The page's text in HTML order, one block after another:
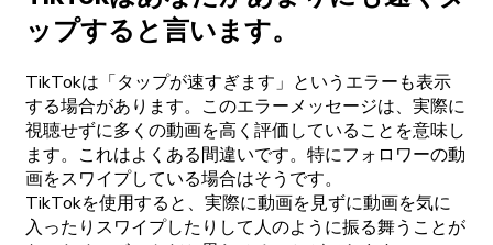
ップすると言います。
TikTokは「タップが速すぎます」というエラーも表示
する場合があります。このエラーメッセージは、実際に
視聴せずに多くの動画を高く評価していることを意味し
ます。これはよくある間違いです。特にフォロワーの動
画をスワイプしている場合はそうです。
TikTokを使用すると、実際に動画を見ずに動画を気に
入ったりスワイプしたりして人のように振る舞うことが